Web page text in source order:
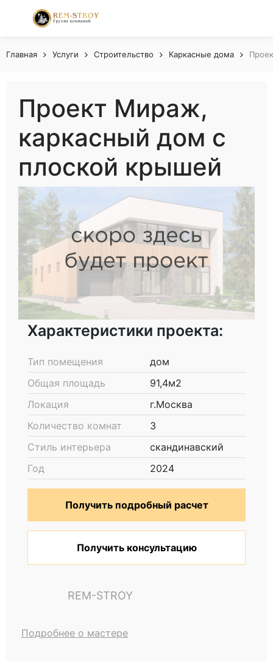
Главная Услуги Строительство Каркасные дома
Проект Мираж,
каркасный дом с
плоской крышей
Характеристики проекта:
Тип помещения
дом
Общая площадь
91,4м2
Локация
г.Москва
Количество комнат
3
Стиль интерьера
скандинавский
Год
2024
Получить подробный расчет
Получить консультацию
REM-STROY
Подробнее о мастере